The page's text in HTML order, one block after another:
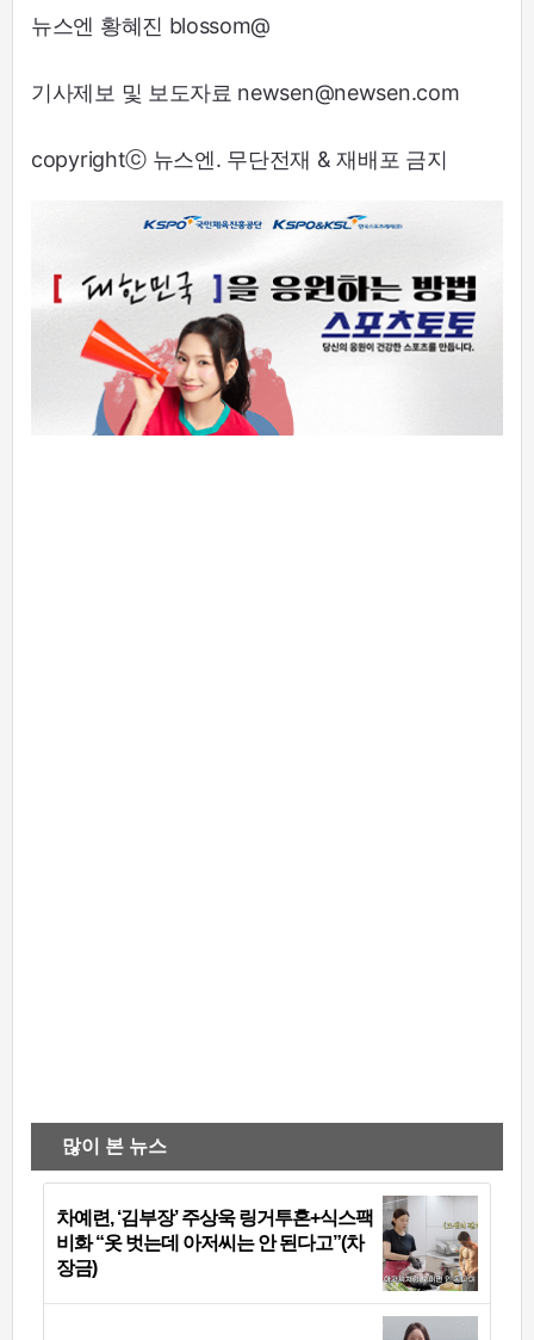
뉴스엔 황혜진 blossom@
기사제보 및 보도자료 newsen@newsen.com
copyrightⓒ 뉴스엔. 무단전재 & 재배포 금지
많이 본 뉴스
차예련, ‘김부장’ 주상욱 링거투혼+식스팩
비화 “옷 벗는데 아저씨는 안 된다고”(차
장금)